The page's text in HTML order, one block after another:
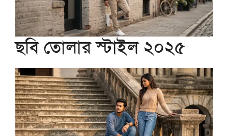
ছবি তোলার স্টাইল ২০২৫